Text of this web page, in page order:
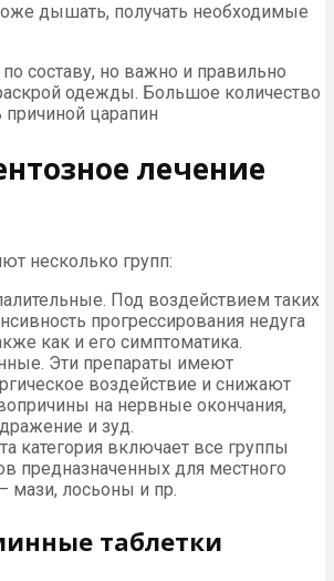
дышать, получать необходимые
составу, но важно и правильно
одежды. Большое количество
царапин
лечение
несколько групп:
Под воздействием таких
прогрессирования недуга
как и его симптоматика.
Эти препараты имеют
воздействие и снижают
на нервные окончания,
и зуд.
категория включает все группы
предназначенных для местного
мази, лосьоны и пр.
таблетки